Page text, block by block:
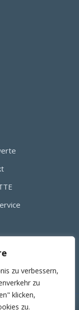
zu verbessern,
zu
klicken,
zu.
und Videos bedarf
Sicherungstechnik